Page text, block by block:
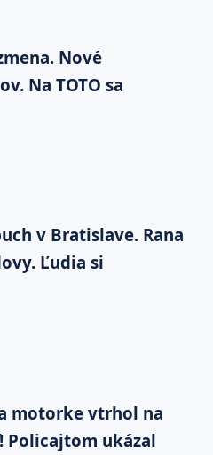
Nové
Na TOTO sa
v Bratislave. Rana
Ľudia si
motorke vtrhol na
Policajtom ukázal